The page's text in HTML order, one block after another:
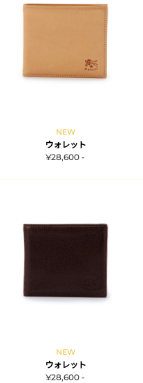
NEW
ウォレット
¥28,600 -
NEW
ウォレット
¥28,600 -